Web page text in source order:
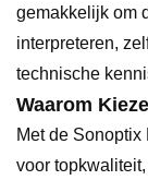
gemakkelijk om
interpreteren,
technische
Waarom
Met de
voor